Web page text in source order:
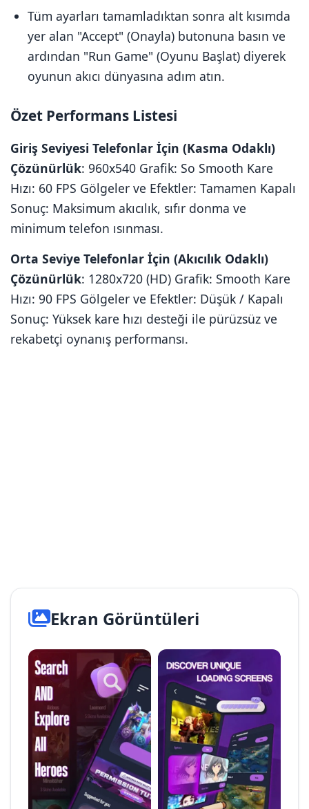
Tüm ayarları tamamladıktan sonra alt kısımda
yer alan "Accept" (Onayla) butonuna basın ve
ardından "Run Game" (Oyunu Başlat) diyerek
oyunun akıcı dünyasına adım atın.
Özet Performans Listesi
Giriş Seviyesi Telefonlar İçin (Kasma Odaklı)
Çözünürlük: 960x540 Grafik: So Smooth Kare
Hızı: 60 FPS Gölgeler ve Efektler: Tamamen Kapalı
Sonuç: Maksimum akıcılık, sıfır donma ve
minimum telefon ısınması.
Orta Seviye Telefonlar İçin (Akıcılık Odaklı)
Çözünürlük: 1280x720 (HD) Grafik: Smooth Kare
Hızı: 90 FPS Gölgeler ve Efektler: Düşük / Kapalı
Sonuç: Yüksek kare hızı desteği ile pürüzsüz ve
rekabetçi oynanış performansı.
Ekran Görüntüleri